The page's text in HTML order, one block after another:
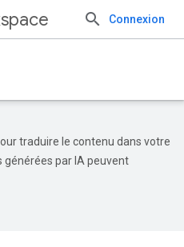
Connexion
traduire le contenu dans votre
générées par IA peuvent